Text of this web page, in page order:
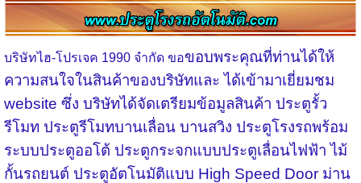
บริษัทไฮ-โปรเจค 1990 จำกัด ขอขอบพระคุณที่ท่านได้ให้
ความสนใจในสินค้าของบริษัทและ ได้เข้ามาเยี่ยมชม
website ซึ่ง บริษัทได้จัดเตรียมข้อมูลสินค้า ประตูรั้ว
รีโมท ประตูรีโมทบานเลื่อน บานสวิง ประตูโรงรถพร้อม
ระบบประตูออโต้ ประตูกระจกแบบประตูเลื่อนไฟฟ้า ไม้
กั้นรถยนต์ ประตูอัตโนมัติแบบ High Speed Door ม่าน